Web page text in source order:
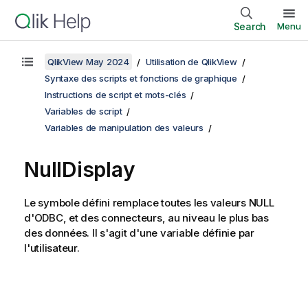
Search Menu
QlikView May 2024
Utilisation de QlikView
Syntaxe des scripts et fonctions de graphique
Instructions de script et mots-clés
Variables de script
Variables de manipulation des valeurs
NullDisplay
Le symbole défini remplace toutes les valeurs NULL
d'ODBC, et des connecteurs, au niveau le plus bas
des données. Il s'agit d'une variable définie par
l'utilisateur.